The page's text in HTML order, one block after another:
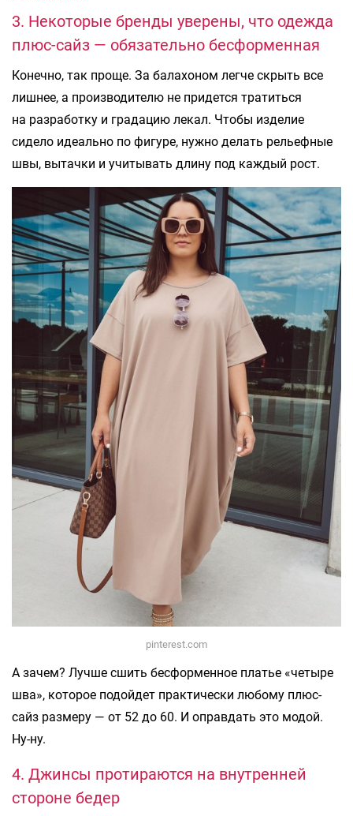
3. Некоторые бренды уверены, что одежда
плюс-сайз — обязательно бесформенная
Конечно, так проще. За балахоном легче скрыть все
лишнее, а производителю не придется тратиться
на разработку и градацию лекал. Чтобы изделие
сидело идеально по фигуре, нужно делать рельефные
швы, вытачки и учитывать длину под каждый рост.
pinterest.com
А зачем? Лучше сшить бесформенное платье «четыре
шва», которое подойдет практически любому плюс-
сайз размеру — от 52 до 60. И оправдать это модой.
Ну-ну.
4. Джинсы протираются на внутренней
стороне бедер